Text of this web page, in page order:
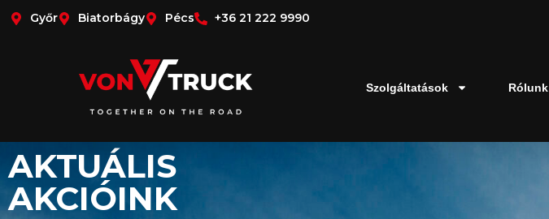
Győr Biatorbágy Pécs +36 21 222 9990
Szolgáltatások Rólunk
AKTUÁLIS
AKCIÓINK